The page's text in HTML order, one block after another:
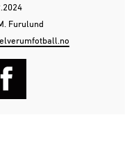
Furulund